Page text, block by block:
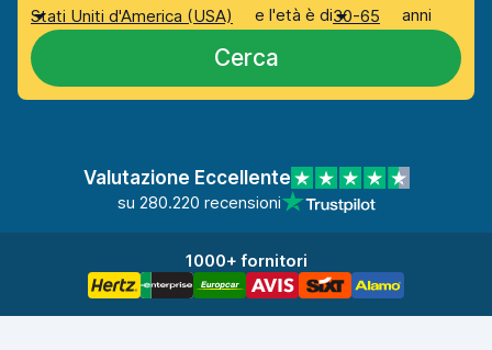
Stati Uniti d'America (USA)
e l'età è di30-65 anni
Cerca
Valutazione Eccellente
su 280.220 recensioni
1000+ fornitori